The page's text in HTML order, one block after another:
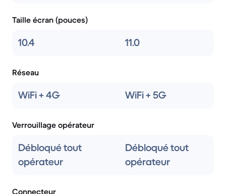
Taille écran (pouces)
10.4 11.0
Réseau
WiFi + 4G WiFi + 5G
Verrouillage opérateur
Débloqué tout
opérateur
Débloqué tout
opérateur
Connecteur